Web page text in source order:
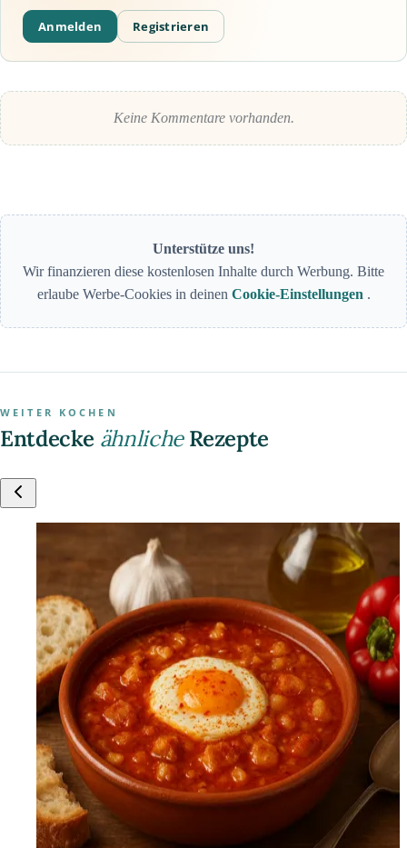
Anmelden Registrieren
Keine Kommentare vorhanden.
Unterstütze uns!
Wir finanzieren diese kostenlosen Inhalte durch Werbung. Bitte
erlaube Werbe-Cookies in deinen Cookie-Einstellungen .
WEITER KOCHEN
Entdecke ähnlicheRezepte